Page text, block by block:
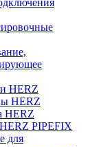
HERZ
HERZ
HERZ
PIPEFIX
для